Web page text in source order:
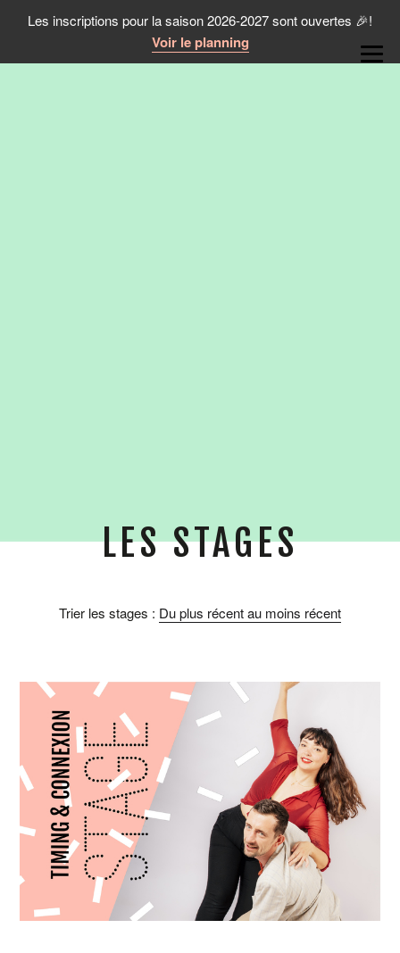
Les inscriptions pour la saison 2026-2027 sont ouvertes 🎉!
Voir le planning
LES STAGES
Trier les stages : Du plus récent au moins récent